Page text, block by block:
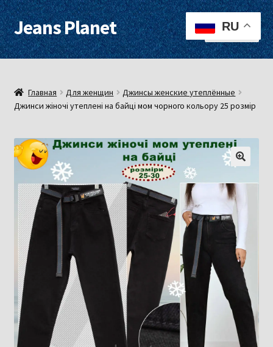
Перейти
к
навигации
Перейти
к
содержимому
Jeans Planet Меню
Для женщин
Для мужчин
Оплата, доставка
Контакты
Примерочная
Главная Для женщин
Джинсы женские утеплённые
Джинси жіночі утеплені на байці мом чорного кольору 25 розмір
RU